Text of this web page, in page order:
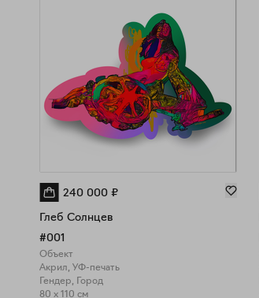
240 000 ₽
Глеб Солнцев
#001
Объект
Акрил, УФ-печать
Гендер, Город
80 x 110 см